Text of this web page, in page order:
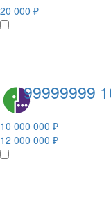
20 000 ₽
99999999
10 000 000 ₽
12 000 000 ₽